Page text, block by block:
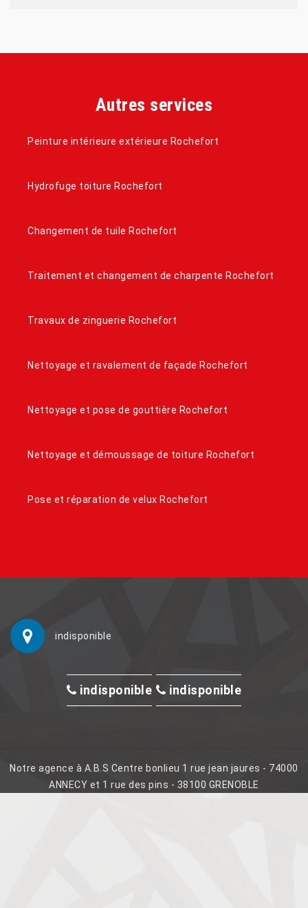
Autres services
Peinture intérieure extérieure Rochefort
Hydrofuge toiture Rochefort
Changement de tuile Rochefort
Traitement et changement de charpente Rochefort
Travaux de zinguerie Rochefort
Nettoyage et ravalement de façade Rochefort
Nettoyage et pose de gouttière Rochefort
Nettoyage et démoussage de toiture Rochefort
Pose et réparation de velux Rochefort
indisponible
indisponible indisponible
Notre agence à A.B.S Centre bonlieu 1 rue jean jaures - 74000
ANNECY et 1 rue des pins - 38100 GRENOBLE